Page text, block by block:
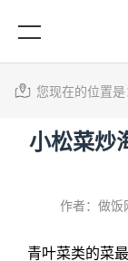
您现在的位置是
小松菜炒
作者：做饭
青叶菜类的菜